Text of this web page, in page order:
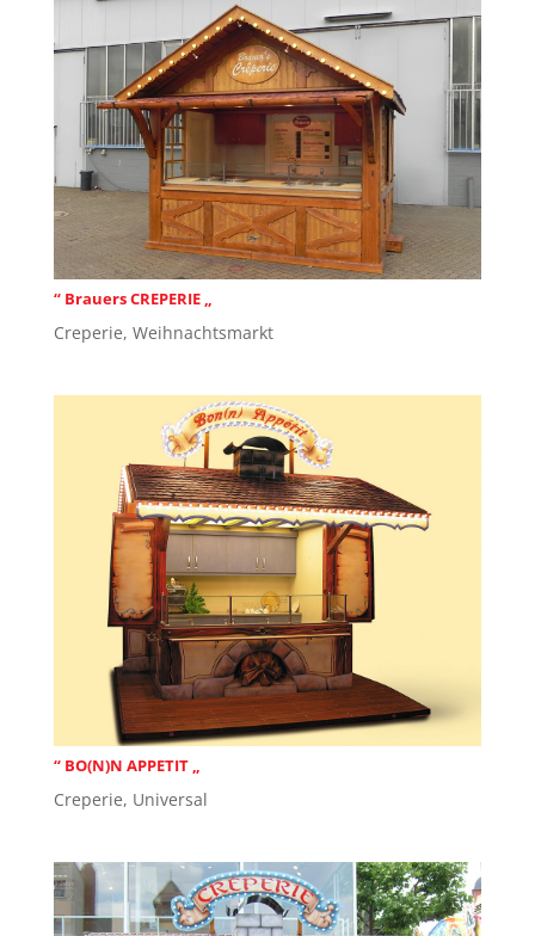
“ Brauers CREPERIE „
Creperie, Weihnachtsmarkt
“ BO(N)N APPETIT „
Creperie, Universal